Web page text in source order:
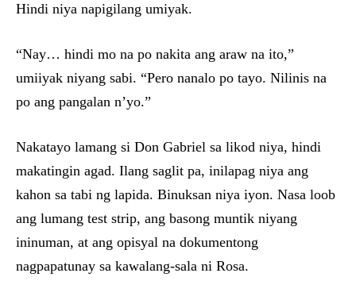
Hindi niya napigilang umiyak.
“Nay… hindi mo na po nakita ang araw na ito,”
umiiyak niyang sabi. “Pero nanalo po tayo. Nilinis na
po ang pangalan n’yo.”
Nakatayo lamang si Don Gabriel sa likod niya, hindi
makatingin agad. Ilang saglit pa, inilapag niya ang
kahon sa tabi ng lapida. Binuksan niya iyon. Nasa loob
ang lumang test strip, ang basong muntik niyang
ininuman, at ang opisyal na dokumentong
nagpapatunay sa kawalang-sala ni Rosa.